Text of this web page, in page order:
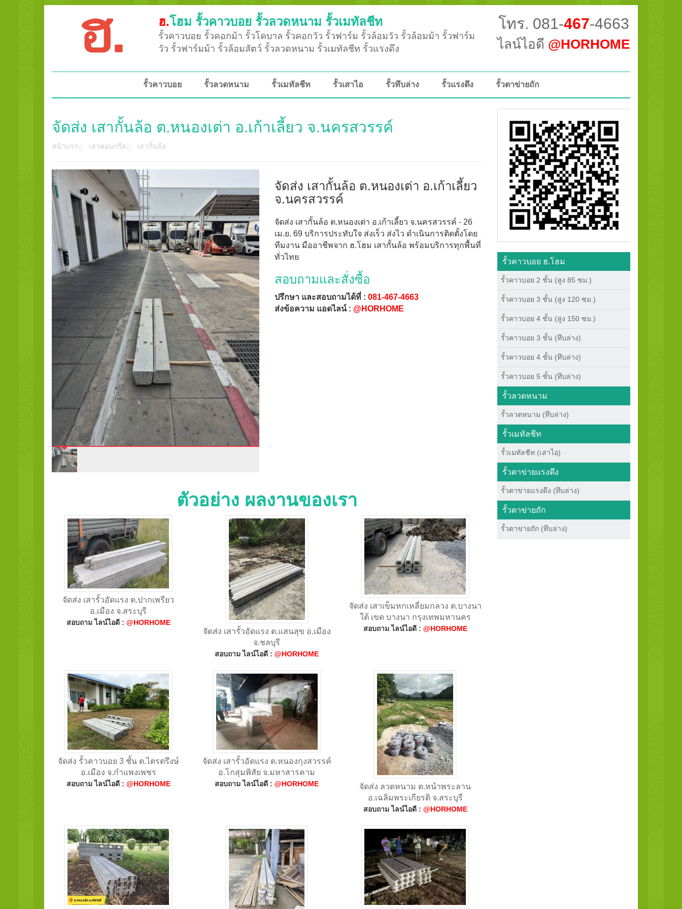
ฮ.โฮม รั้วคาวบอย รั้วลวดหนาม รั้วเมทัลชีท
รั้วคาวบอย รั้วคอกม้า รั้วโคบาล รั้วคอกวัว รั้วฟาร์ม รั้วล้อมวัว รั้วล้อมม้า รั้วฟาร์ม
วัว รั้วฟาร์มม้า รั้วล้อมสัตว์ รั้วลวดหนาม รั้วเมทัลชีท รั้วแรงดึง
โทร. 081-467-4663
ไลน์ไอดี @HORHOME
รั้วคาวบอย รั้วลวดหนาม รั้วเมทัลชีท รั้วเสาไอ รั้วทึบล่าง รั้วแรงดึง รั้วตาข่ายถัก
จัดส่ง เสากั้นล้อ ต.หนองเต่า อ.เก้าเลี้ยว จ.นครสวรรค์
หน้าแรก เสาคอนกรีต เสากั้นล้อ
จัดส่ง เสากั้นล้อ ต.หนองเต่า อ.เก้าเลี้ยว
จ.นครสวรรค์
จัดส่ง เสากั้นล้อ ต.หนองเต่า อ.เก้าเลี้ยว จ.นครสวรรค์ - 26
เม.ย. 69 บริการประทับใจ ส่งเร็ว ส่งไว ดำเนินการติดตั้งโดย
ทีมงาน มืออาชีพจาก ฮ.โฮม เสากั้นล้อ พร้อมบริการทุกพื้นที่
ทั่วไทย
สอบถามและสั่งซื้อ
ปรึกษา และสอบถามได้ที่ : 081-467-4663
ส่งข้อความ แอดไลน์ : @HORHOME
ตัวอย่าง ผลงานของเรา
จัดส่ง เสารั้วอัดแรง ต.ปากเพรียว
อ.เมือง จ.สระบุรี
สอบถาม ไลน์ไอดี : @HORHOME
จัดส่ง เสารั้วอัดแรง ต.แสนสุข อ.เมือง
จ.ชลบุรี
สอบถาม ไลน์ไอดี :@HORHOME
จัดส่ง เสาเข็มหกเหลี่ยมกลวง ต.บางนา
ใต้ เขต บางนา กรุงเทพมหานคร
สอบถาม ไลน์ไอดี : @HORHOME
จัดส่ง รั้วคาวบอย 3 ชั้น ต.ไตรตรึงษ์
อ.เมือง จ.กำแพงเพชร
สอบถาม ไลน์ไอดี : @HORHOME
จัดส่ง เสารั้วอัดแรง ต.หนองกุงสวรรค์
อ.โกสุมพิสัย จ.มหาสารคาม
สอบถาม ไลน์ไอดี :@HORHOME
จัดส่ง ลวดหนาม ต.หน้าพระลาน
อ.เฉลิมพระเกียรติ จ.สระบุรี
สอบถาม ไลน์ไอดี : @HORHOME
รั้วคาวบอย ฮ.โฮม
รั้วคาวบอย 2 ชั้น (สูง 85 ซม.)
รั้วคาวบอย 3 ชั้น (สูง 120 ซม.)
รั้วคาวบอย 4 ชั้น (สูง 150 ซม.)
รั้วคาวบอย 3 ชั้น (ทึบล่าง)
รั้วคาวบอย 4 ชั้น (ทึบล่าง)
รั้วคาวบอย 5 ชั้น (ทึบล่าง)
รั้วลวดหนาม
รั้วลวดหนาม (ทึบล่าง)
รั้วเมทัลชีท
รั้วเมทัลชีท (เสาไอ)
รั้วตาข่ายแรงดึง
รั้วตาข่ายแรงดึง (ทึบล่าง)
รั้วตาข่ายถัก
รั้วตาข่ายถัก (ทึบล่าง)